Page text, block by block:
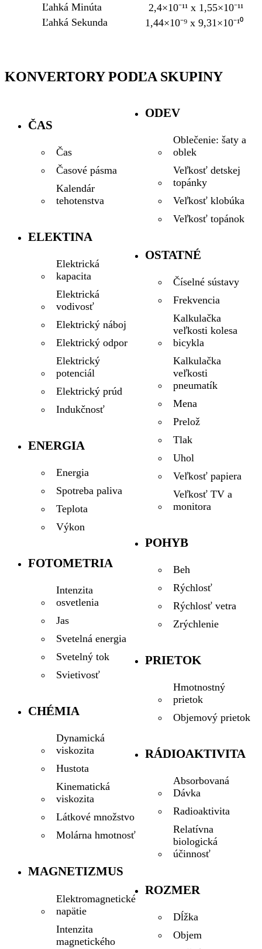
Ľahká Minúta
2,4×10⁻¹¹ x 1,55×10⁻¹¹
Ľahká Sekunda
1,44×10⁻⁹ x 9,31×10⁻¹⁰
KONVERTORY PODĽA SKUPINY
ČAS
Čas
Časové pásma
Kalendár
tehotenstva
ELEKTINA
Elektrická
kapacita
Elektrická
vodivosť
Elektrický náboj
Elektrický odpor
Elektrický
potenciál
Elektrický prúd
Indukčnosť
ENERGIA
Energia
Spotreba paliva
Teplota
Výkon
FOTOMETRIA
Intenzita
osvetlenia
Jas
Svetelná energia
Svetelný tok
Svietivosť
CHÉMIA
Dynamická
viskozita
Hustota
Kinematická
viskozita
Látkové množstvo
Molárna hmotnosť
MAGNETIZMUS
Elektromagnetické
napätie
Intenzita
magnetického
ODEV
Oblečenie: šaty a
oblek
Veľkosť detskej
topánky
Veľkosť klobúka
Veľkosť topánok
OSTATNÉ
Číselné sústavy
Frekvencia
Kalkulačka
veľkosti kolesa
bicykla
Kalkulačka
veľkosti
pneumatík
Mena
Prelož
Tlak
Uhol
Veľkosť papiera
Veľkosť TV a
monitora
POHYB
Beh
Rýchlosť
Rýchlosť vetra
Zrýchlenie
PRIETOK
Hmotnostný
prietok
Objemový prietok
RÁDIOAKTIVITA
Absorbovaná
Dávka
Radioaktivita
Relatívna
biologická
účinnosť
ROZMER
Dĺžka
Objem